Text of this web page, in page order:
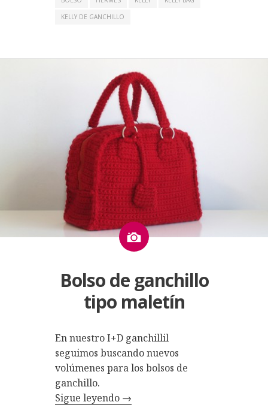
KELLY DE GANCHILLO
Imagen
Bolso de ganchillo
tipo maletín
En nuestro I+D ganchillil
seguimos buscando nuevos
volúmenes para los bolsos de
ganchillo.
Sigue leyendo →